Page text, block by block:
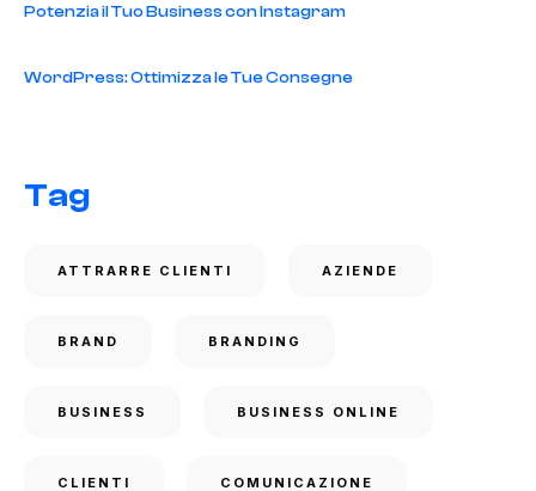
Potenzia il Tuo Business con Instagram
WordPress: Ottimizza le Tue Consegne
Tag
ATTRARRE CLIENTI AZIENDE
BRAND BRANDING
BUSINESS BUSINESS ONLINE
CLIENTI COMUNICAZIONE